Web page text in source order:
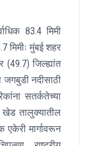
83.4 मिमी
मिमीः मुंबई शहर
(49.7) जिल्ह्यांत
जगबुडी नदीसाठी
सतर्कतेच्या
खेड तालुक्यातील
एकेरी मार्गावरून